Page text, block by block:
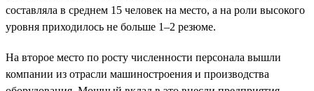
составляла в среднем 15 человек на место, а на роли высокого
уровня приходилось не больше 1–2 резюме.
На второе место по росту численности персонала вышли
компании из отрасли машиностроения и производства